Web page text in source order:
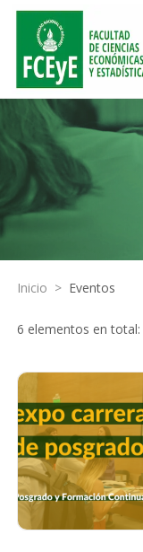
Inicio > Eventos
6 elementos en total: